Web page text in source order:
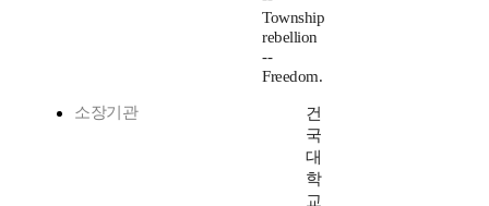
Township
rebellion
--
Freedom.
소장기관
건
국
대
학
교